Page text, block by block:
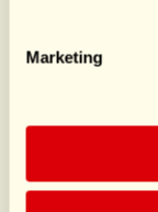
Marketing
38 donaties
€***,** door
Weer goed